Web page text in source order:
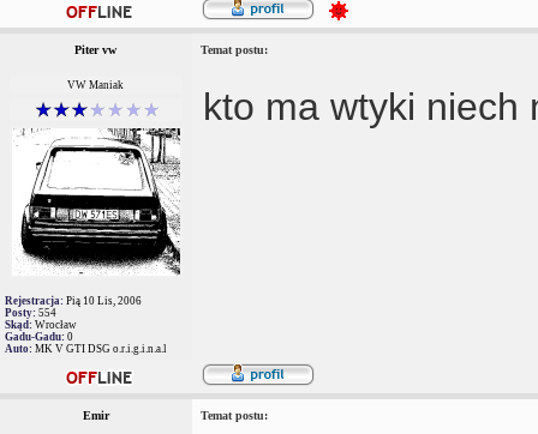
Piter vw Temat postu:
VW Maniak
Rejestracja: Pią 10 Lis, 2006
Posty: 554
Skąd: Wrocław
Gadu-Gadu: 0
Auto: MK V GTI DSG o.r.i.g.i.n.a.l
kto ma wtyki
Emir Temat postu: